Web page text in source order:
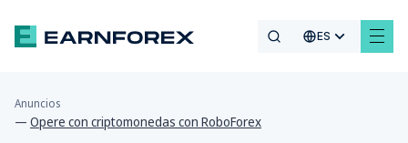
ES
Anuncios
— Opere con criptomonedas con RoboForex